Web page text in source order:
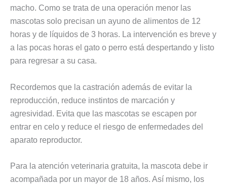
macho. Como se trata de una operación menor las
mascotas solo precisan un ayuno de alimentos de 12
horas y de líquidos de 3 horas. La intervención es breve y
a las pocas horas el gato o perro está despertando y listo
para regresar a su casa.
Recordemos que la castración además de evitar la
reproducción, reduce instintos de marcación y
agresividad. Evita que las mascotas se escapen por
entrar en celo y reduce el riesgo de enfermedades del
aparato reproductor.
Para la atención veterinaria gratuita, la mascota debe ir
acompañada por un mayor de 18 años. Así mismo, los